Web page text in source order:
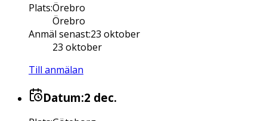
Plats:Örebro
Örebro
Anmäl senast:23 oktober
23 oktober
Till anmälan
Datum:2 dec.